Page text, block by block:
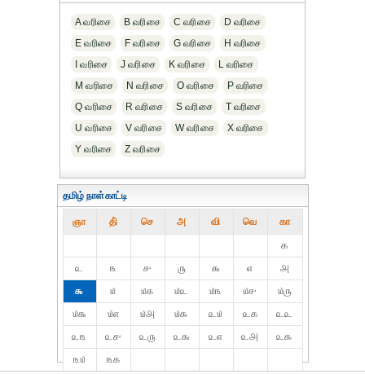
A வரிசை B வரிசை C வரிசை
D வரிசை
E வரிசை
F வரிசை G வரிசை
H வரிசை
I வரிசை
J வரிசை K வரிசை
L வரிசை
M வரிசை
N வரிசை O வரிசை
P வரிசை
Q வரிசை
R வரிசை S வரிசை
T வரிசை
U வரிசை
V வரிசை W வரிசை
X வரிசை
Y வரிசை
Z வரிசை
தமிழ் நாள்காட்டி
ஞா தி் செ அ வி வெ கா
௧
௨
௩ ௪ ௫ ௬ ௭
௮
௯
௰ ௰௧ ௰௨ ௰௩ ௰௪
௰௫
௰௬
௰௭ ௰௮ ௰௯ ௨௰ ௨௧
௨௨
௨௩
௨௪ ௨௫ ௨௬ ௨௭ ௨௮
௨௯
௩௰
௩௧